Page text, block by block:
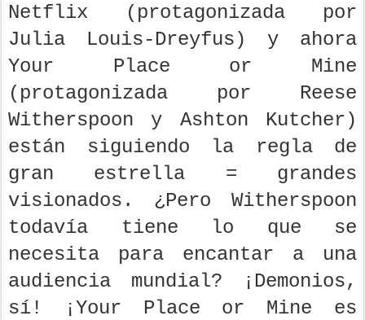
Netflix (protagonizada por
Julia Louis-Dreyfus) y ahora
Your Place or Mine
(protagonizada por Reese
Witherspoon y Ashton Kutcher)
están siguiendo la regla de
gran estrella = grandes
visionados. ¿Pero Witherspoon
todavía tiene lo que se
necesita para encantar a una
audiencia mundial? ¡Demonios,
sí! ¡Your Place or Mine es